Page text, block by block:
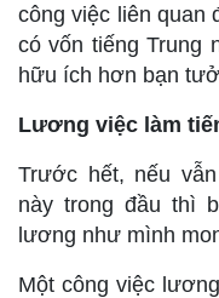
công việc liên quan
có vốn tiếng Trung
hữu ích hơn bạn
Lương việc làm
Trước hết, nếu
này trong đầu thì
lương như mình
Một công việc